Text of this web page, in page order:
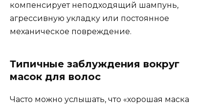
компенсирует неподходящий шампунь,
агрессивную укладку или постоянное
механическое повреждение.
Типичные заблуждения вокруг
масок для волос
Часто можно услышать, что «хорошая маска